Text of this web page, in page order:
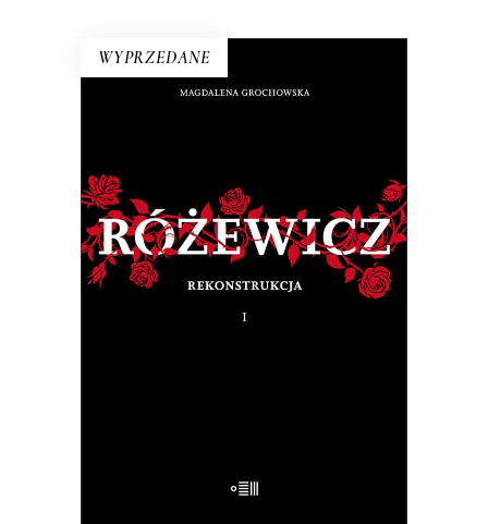
WYPRZEDANE
E-BOOK DO KOSZYKA
RÓŻEWICZ. REKONSTRUKCJA
(tom 1)
Na pytanie: „Kim jesteś?”, Tadeusz
Różewicz odpowiedział przed laty: „Kto
mnie uważnie czyta, ten wie”.